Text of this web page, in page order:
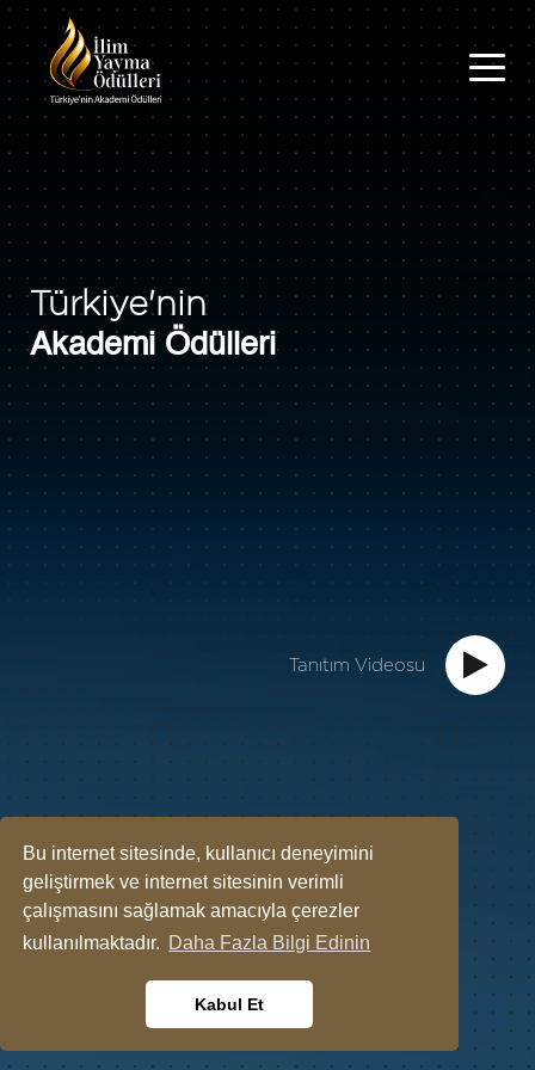
Bu internet sitesinde, kullanıcı deneyimini
geliştirmek ve internet sitesinin verimli
çalışmasını sağlamak amacıyla çerezler
kullanılmaktadır. Daha Fazla Bilgi Edinin
Kabul Et
Türkiye'nin
Akademi Ödülleri
Tanıtım Videosu
Duyurular